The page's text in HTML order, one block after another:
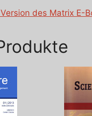
des Matrix E-